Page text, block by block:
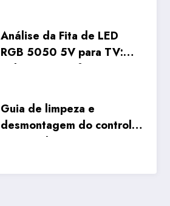
Análise da Fita de LED
RGB 5050 5V para TV:
Unboxing, Configuração e
Guia de limpeza e
desmontagem do controlo
remoto da Samsung Smart